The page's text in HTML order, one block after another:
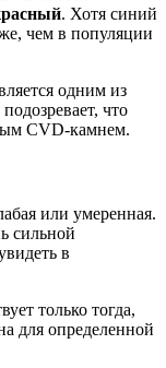
. Хотя синий
чем в популяции
одним из
что
CVD-камнем.
или умеренная.
сильной
в
только тогда,
для определенной